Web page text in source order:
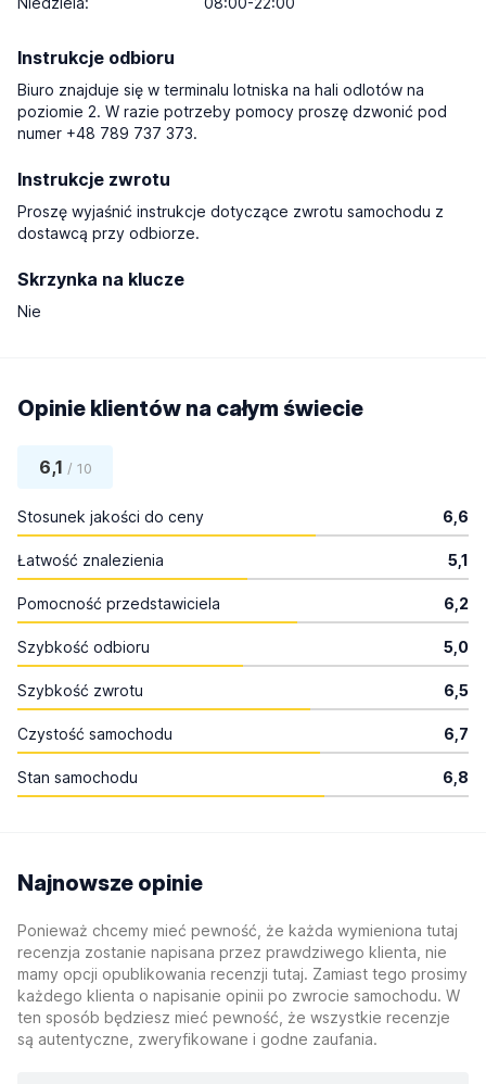
Instrukcje odbioru
Biuro znajduje się w terminalu lotniska na hali odlotów na
poziomie 2. W razie potrzeby pomocy proszę dzwonić pod
numer +48 789 737 373.
Instrukcje zwrotu
Proszę wyjaśnić instrukcje dotyczące zwrotu samochodu z
dostawcą przy odbiorze.
Skrzynka na klucze
Nie
Opinie klientów na całym świecie
6,1 / 10
Stosunek jakości do ceny 6,6
Łatwość znalezienia 5,1
Pomocność przedstawiciela 6,2
Szybkość odbioru 5,0
Szybkość zwrotu 6,5
Czystość samochodu 6,7
Stan samochodu 6,8
Najnowsze opinie
Ponieważ chcemy mieć pewność, że każda wymieniona tutaj
recenzja zostanie napisana przez prawdziwego klienta, nie
mamy opcji opublikowania recenzji tutaj. Zamiast tego prosimy
każdego klienta o napisanie opinii po zwrocie samochodu. W
ten sposób będziesz mieć pewność, że wszystkie recenzje
są autentyczne, zweryfikowane i godne zaufania.